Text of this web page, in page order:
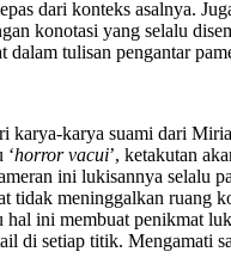
dari konteks asalnya.
konotasi yang selalu
dalam tulisan pengantar
karya-karya suami dari
‘horror vacui’, ketakutan
ini lukisannya selalu
tidak meninggalkan ruang
hal ini membuat penikmat
di setiap titik. Mengamati